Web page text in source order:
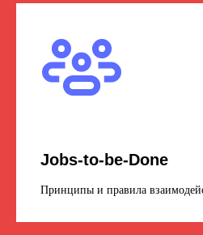
Jobs-to-be-Done
Принципы и правила